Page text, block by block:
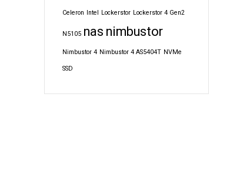
Celeron Intel Lockerstor Lockerstor 4 Gen2
N5105 nas nimbustor
Nimbustor 4 Nimbustor 4 AS5404T NVMe
SSD